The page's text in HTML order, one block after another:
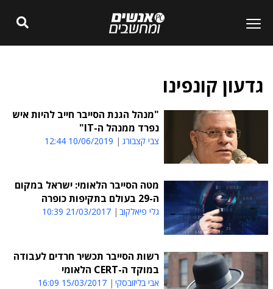
גדעון קונפינו
"מנהל הגנת הסייבר חייב להיות איש
נפרד ממנהל ה-IT"
צבי קצבורג 10/06/2019 12:44
מטה הסייבר הלאומי: ישראל במקום
ה-29 בעולם בתקיפות כופרה
גלי פיאלקוב 21/03/2017 10:39
רשות הסייבר תכשיר חרדים לעבודה
במוקד ה-CERT הלאומי
אבי בליזובסקי 15/03/2017 16:09